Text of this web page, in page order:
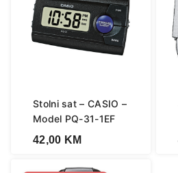
Stolni sat – CASIO –
Model PQ-31-1EF
42,00 KM